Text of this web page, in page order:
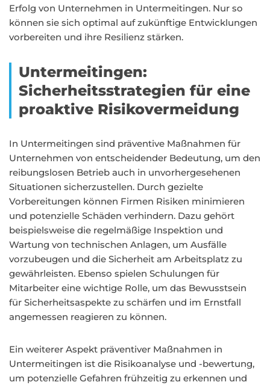
Erfolg von Unternehmen in Untermeitingen. Nur so
können sie sich optimal auf zukünftige Entwicklungen
vorbereiten und ihre Resilienz stärken.
Untermeitingen:
Sicherheitsstrategien für eine
proaktive Risikovermeidung
In Untermeitingen sind präventive Maßnahmen für
Unternehmen von entscheidender Bedeutung, um den
reibungslosen Betrieb auch in unvorhergesehenen
Situationen sicherzustellen. Durch gezielte
Vorbereitungen können Firmen Risiken minimieren
und potenzielle Schäden verhindern. Dazu gehört
beispielsweise die regelmäßige Inspektion und
Wartung von technischen Anlagen, um Ausfälle
vorzubeugen und die Sicherheit am Arbeitsplatz zu
gewährleisten. Ebenso spielen Schulungen für
Mitarbeiter eine wichtige Rolle, um das Bewusstsein
für Sicherheitsaspekte zu schärfen und im Ernstfall
angemessen reagieren zu können.
Ein weiterer Aspekt präventiver Maßnahmen in
Untermeitingen ist die Risikoanalyse und -bewertung,
um potenzielle Gefahren frühzeitig zu erkennen und